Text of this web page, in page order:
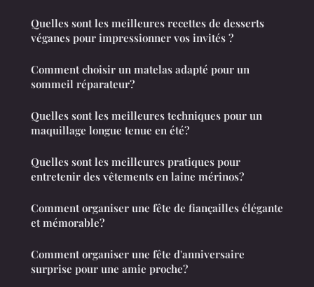
Quelles sont les meilleures recettes de desserts
véganes pour impressionner vos invités ?
Comment choisir un matelas adapté pour un
sommeil réparateur?
Quelles sont les meilleures techniques pour un
maquillage longue tenue en été?
Quelles sont les meilleures pratiques pour
entretenir des vêtements en laine mérinos?
Comment organiser une fête de fiançailles élégante
et mémorable?
Comment organiser une fête d'anniversaire
surprise pour une amie proche?